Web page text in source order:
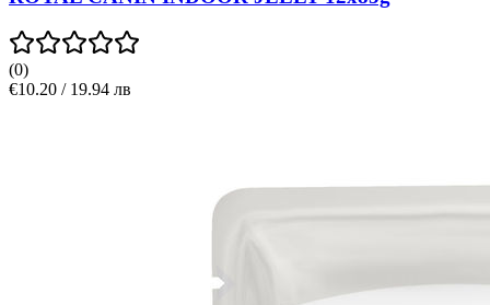
(0)
€10.20 / 19.94 лв